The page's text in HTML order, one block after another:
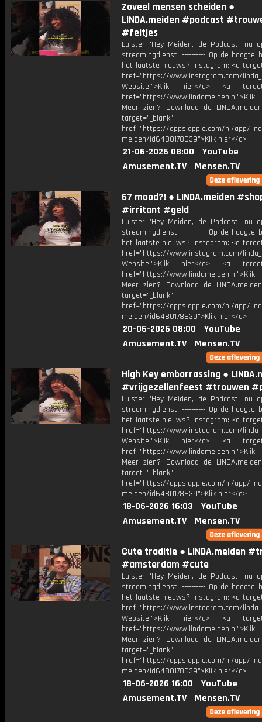
Zoveel mensen scheiden ●
LINDA.meiden #podcast
#feitjes
Luister 'Hey Meiden, de Podcast' nu
streamingdienst. ---------- Op de hoogte
het laatste nieuws? Instagram: <a
href="https://www.instagram.com/
Website:">Klik hier</a> <a
href="https://
Meer zien? Download de
target="_blank"
href="https://apps.apple.com/nl/app/
meiden/id6480178639">Klik hier</a>
21-06-2026 08:00
YouTube
Amusement.TV
Mensen.TV
67 mood?! ● LINDA.meiden
#irritant #geld
Luister 'Hey Meiden, de Podcast' nu
streamingdienst. ---------- Op de hoogte
het laatste nieuws? Instagram: <a
href="https://www.instagram.com/
Website:">Klik hier</a> <a
href="https://
Meer zien? Download de
target="_blank"
href="https://apps.apple.com/nl/app/
meiden/id6480178639">Klik hier</a>
20-06-2026 08:00
YouTube
Amusement.TV
Mensen.TV
High Key embarrassing ●
#vrijgezellenfeest #trouwen
Luister 'Hey Meiden, de Podcast' nu
streamingdienst. ---------- Op de hoogte
het laatste nieuws? Instagram: <a
href="https://www.instagram.com/
Website:">Klik hier</a> <a
href="https://
Meer zien? Download de
target="_blank"
href="https://apps.apple.com/nl/app/
meiden/id6480178639">Klik hier</a>
18-06-2026 16:03
YouTube
Amusement.TV
Mensen.TV
Cute traditie ● LINDA.meiden
#amsterdam #cute
Luister 'Hey Meiden, de Podcast' nu
streamingdienst. ---------- Op de hoogte
het laatste nieuws? Instagram: <a
href="https://www.instagram.com/
Website:">Klik hier</a> <a
href="https://
Meer zien? Download de
target="_blank"
href="https://apps.apple.com/nl/app/
meiden/id6480178639">Klik hier</a>
18-06-2026 16:00
YouTube
Amusement.TV
Mensen.TV